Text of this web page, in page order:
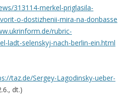
313114-merkel-priglasila-
o-dostizhenii-mira-na-donbasse
rubric-
ladt-selenskyj-nach-berlin-ein.html
taz.de/Sergey-Lagodinsky-ueber-
dt.)